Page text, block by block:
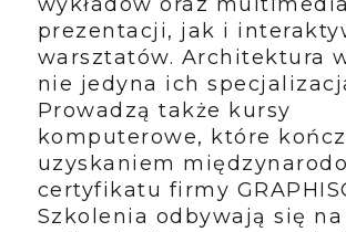
prezentacji, jak i
warsztatów. Architektura
nie jedyna ich
Prowadzą także kursy
komputerowe, które
uzyskaniem
certyfikatu firmy
Szkolenia odbywają się